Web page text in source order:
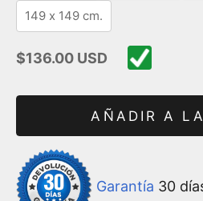
149 x 149 cm.
Precio de oferta
$136.00 USD
AÑADIR A
Garantía 30